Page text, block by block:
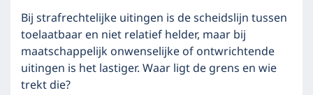
Bij strafrechtelijke uitingen is de scheidslijn tussen
toelaatbaar en niet relatief helder, maar bij
maatschappelijk onwenselijke of ontwrichtende
uitingen is het lastiger. Waar ligt de grens en wie
trekt die?